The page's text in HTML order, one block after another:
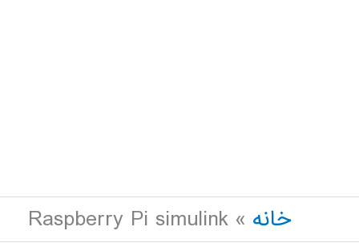
خانه
Raspberry Pi simulink